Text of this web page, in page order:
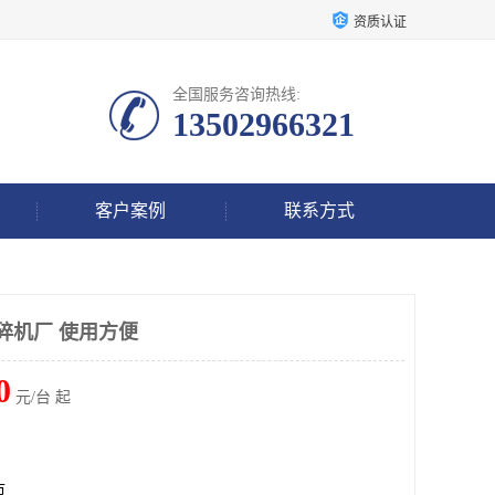
资质认证
全国服务咨询热线:
13502966321
客户案例 联系方式
机厂 使用方便
元/台 起